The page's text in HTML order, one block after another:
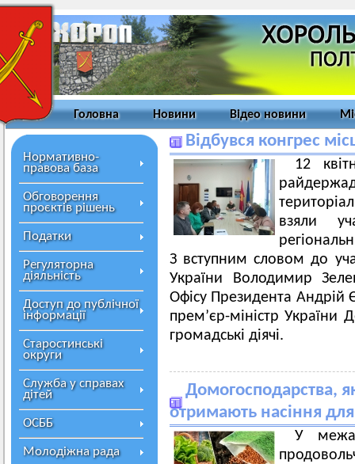
Головна Новини Відео новини
Нормативно-
правова база
Обговорення
проєктів рішень
Податки
Регуляторна
діяльність
Доступ до публічної
інформації
Старостинські
округи
Служба у справах
дітей
ОСББ
Молодіжна рада
Відбувся конгрес
12
взяли
З вступним словом до
України Володимир
Офісу Президента Андрій
прем’єр-міністр України
громадські діячі.
Домогосподарства,
отримають насіння для
У